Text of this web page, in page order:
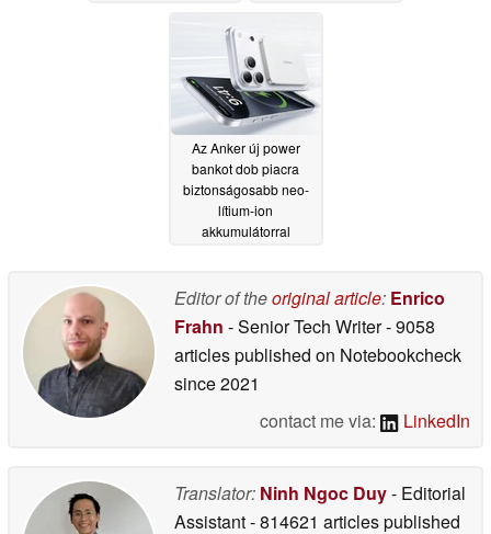
Az Anker új power
bankot dob piacra
biztonságosabb neo-
lítium-ion
akkumulátorral
Editor of theoriginal article: Enrico
Frahn - Senior Tech Writer- 9058
articles published on Notebookcheck
since 2021
contact me via:
LinkedIn
Translator: Ninh Ngoc Duy- Editorial
Assistant- 814621 articles published